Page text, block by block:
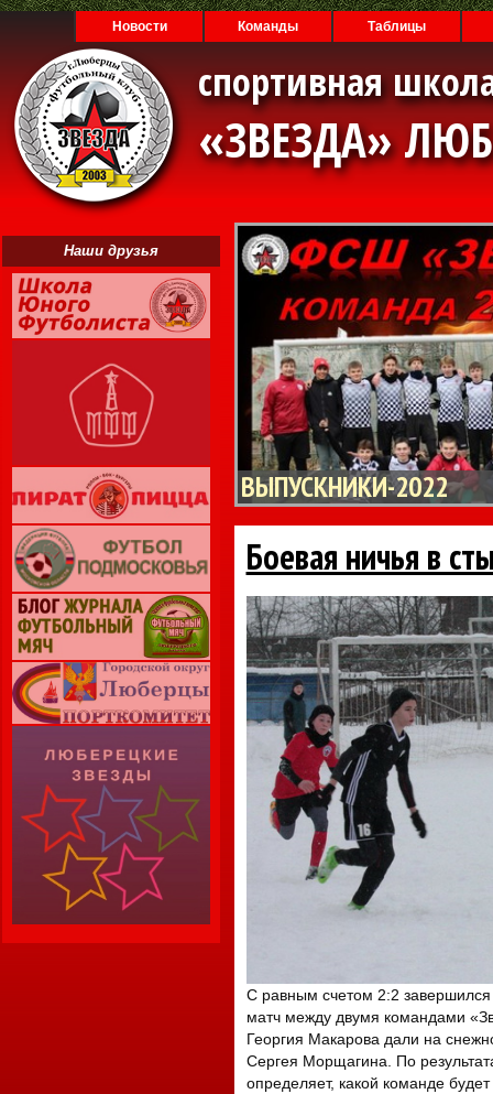
Новости Команды Таблицы
спортивная
«ЗВЕЗДА»
Наши друзья
ВЫПУСКНИКИ-2022
Боевая ничья в
С равным счетом 2:2
матч между двумя командами
Георгия Макарова дали на
Сергея Морщагина. По
определяет, какой команде